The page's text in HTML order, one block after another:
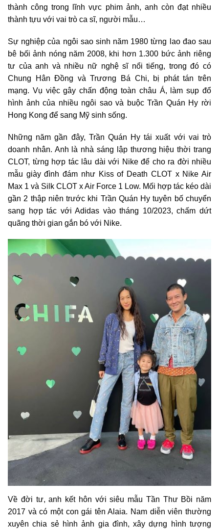
thành công trong lĩnh vực phim ảnh, anh còn đạt nhiều
thành tựu với vai trò ca sĩ, người mẫu…
Sự nghiệp của ngôi sao sinh năm 1980 từng lao đao sau
bê bối ảnh nóng năm 2008, khi hơn 1.300 bức ảnh riêng
tư của anh và nhiều nữ nghệ sĩ nổi tiếng, trong đó có
Chung Hân Đồng và Trương Bá Chi, bị phát tán trên
mạng. Vụ việc gây chấn động toàn châu Á, làm sụp đổ
hình ảnh của nhiều ngôi sao và buộc Trần Quán Hy rời
Hong Kong để sang Mỹ sinh sống.
Những năm gần đây, Trần Quán Hy tái xuất với vai trò
doanh nhân. Anh là nhà sáng lập thương hiệu thời trang
CLOT, từng hợp tác lâu dài với Nike để cho ra đời nhiều
mẫu giày đình đám như Kiss of Death CLOT x Nike Air
Max 1 và Silk CLOT x Air Force 1 Low. Mối hợp tác kéo dài
gần 2 thập niên trước khi Trần Quán Hy tuyên bố chuyển
sang hợp tác với Adidas vào tháng 10/2023, chấm dứt
quãng thời gian gắn bó với Nike.
Về đời tư, anh kết hôn với siêu mẫu Tần Thư Bồi năm
2017 và có một con gái tên Alaia. Nam diễn viên thường
xuyên chia sẻ hình ảnh gia đình, xây dựng hình tượng